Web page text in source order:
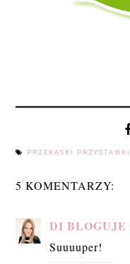
PRZEKĄSKI PRZYSTAWKI
5 KOMENTARZY:
DI BLOGUJE
Suuuuper!